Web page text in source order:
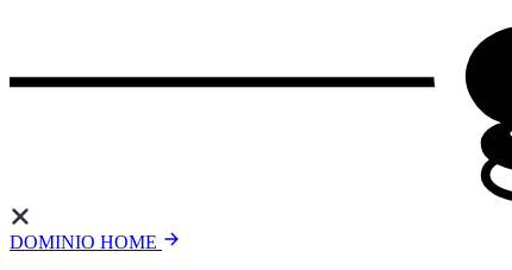
DOMINIO HOME